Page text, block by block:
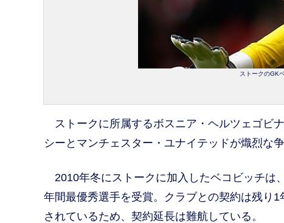
ストークのGK
ストークに所属するボスニア・ヘルツェゴビ
シーとマンチェスター・ユナイテッドが熾烈な
2010年冬にストークに加入したベコビッチは
年間最優秀選手を受賞。クラブとの契約は残り
されているため、契約延長は難航している。